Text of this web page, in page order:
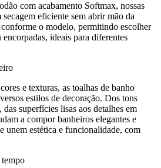
com acabamento Softmax, nossas
eficiente sem abrir mão da
o modelo, permitindo escolher
ideais para diferentes
e texturas, as toalhas de banho
estilos de decoração. Dos tons
superfícies lisas aos detalhes em
a compor banheiros elegantes e
unem estética e funcionalidade, com
tempo